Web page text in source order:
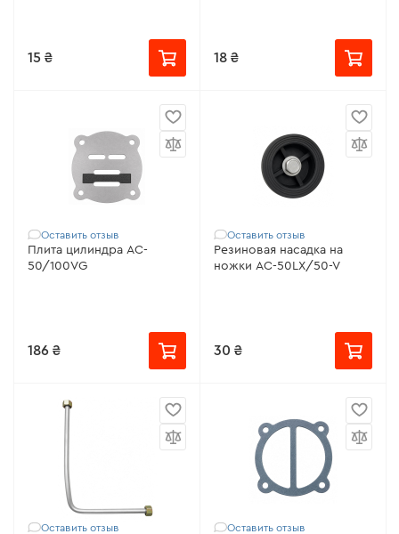
15 ₴ 18 ₴
Оставить отзыв
Плита цилиндра AC-
50/100VG
186 ₴
Оставить отзыв
Резиновая насадка на
ножки AC-50LX/50-V
30 ₴
Оставить отзыв Оставить отзыв